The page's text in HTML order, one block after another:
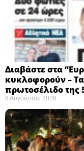
Διαβάστε στα
κυκλοφορούν –
πρωτοσέλιδο της
8 Αυγούστου 2026